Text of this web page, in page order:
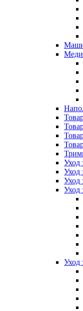
Уход
Уход
Уход
Уход
Уход